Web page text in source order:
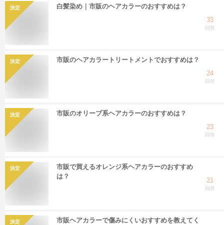
決定
白髪染め｜市販のヘアカラーのおすすめは？
33
回答
決定
市販のヘアカラートリートメントでおすすめは？
24
回答
決定
市販のオリーブ系ヘアカラーのおすすめは？
23
回答
決定
市販で買えるオレンジ系ヘアカラーのおすすめ
は？
21
回答
決定
市販ヘアカラーで傷みにくいおすすめを教えてく